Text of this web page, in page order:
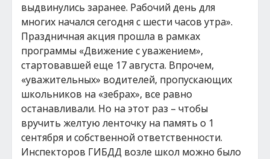
выдвинулись заранее. Рабочий день для
многих начался сегодня с шести часов утра».
Праздничная акция прошла в рамках
программы «Движение с уважением»,
стартовавшей еще 17 августа. Впрочем,
«уважительных» водителей, пропускающих
школьников на «зебрах», все равно
останавливали. Но на этот раз – чтобы
вручить желтую ленточку на память о 1
сентября и собственной ответственности.
Инспекторов ГИБДД возле школ можно было